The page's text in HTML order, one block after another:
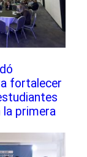
fortalecer
primera